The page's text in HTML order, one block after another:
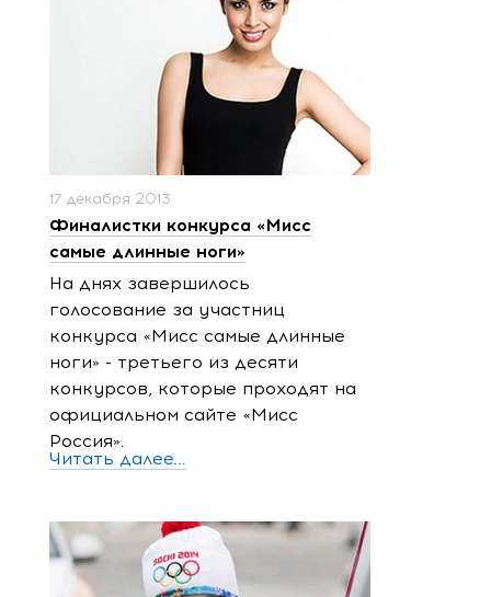
17 декабря 2013
Финалистки конкурса «Мисс
самые длинные ноги»
На днях завершилось
голосование за участниц
конкурса «Мисс самые длинные
ноги» - третьего из десяти
конкурсов, которые проходят на
официальном сайте «Мисс
Россия».
Читать далее...